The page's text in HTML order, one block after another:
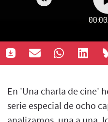
00:00
En 'Una charla de cine'
serie especial de ocho